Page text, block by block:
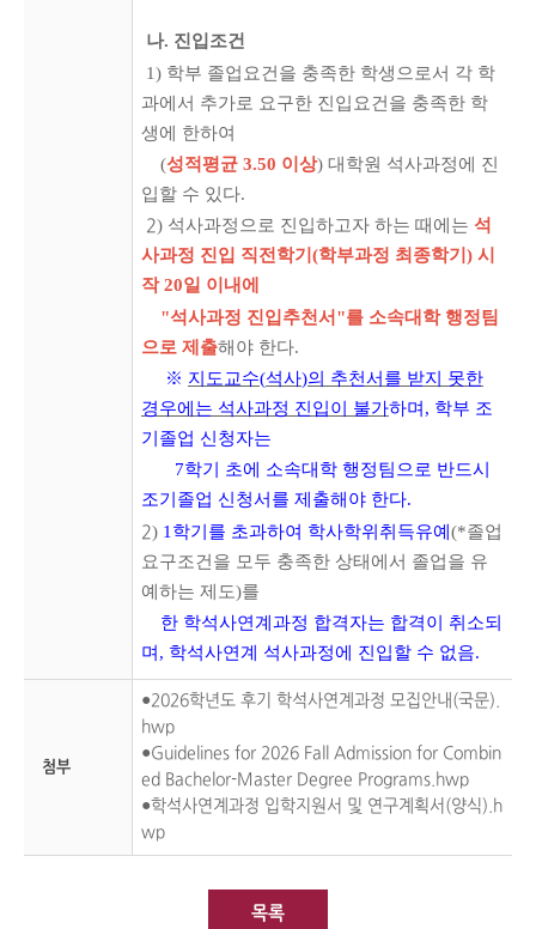
나. 진입조건
1) 학부 졸업요건을 충족한 학생으로서 각 학
과에서 추가로 요구한 진입요건을 충족한 학
생에 한하여
(성적평균 3.50 이상) 대학원 석사과정에 진
입할 수 있다.
2) 석사과정으로 진입하고자 하는 때에는 석
사과정 진입 직전학기(학부과정 최종학기) 시
작20일 이내에
"석사과정 진입추천서"를 소속대학 행정팀
으로 제출해야 한다.
※ 지도교수(석사)의 추천서를 받지 못한
경우에는 석사과정 진입이 불가하며, 학부 조
기졸업 신청자는
7학기 초에 소속대학 행정팀으로 반드시
조기졸업 신청서를 제출해야 한다.
2) 1학기를 초과하여 학사학위취득유예 (*졸업
요구조건을 모두 충족한 상태에서 졸업을 유
예하는 제도)를
한 학석사연계과정 합격자는 합격이 취소되
며, 학석사연계 석사과정에 진입할 수 없음.
첨부
●2026학년도 후기 학석사연계과정 모집안내(국문).
hwp
●Guidelines for 2026 Fall Admission for Combin
ed Bachelor-Master Degree Programs.hwp
●학석사연계과정 입학지원서 및 연구계획서(양식).h
wp
목록